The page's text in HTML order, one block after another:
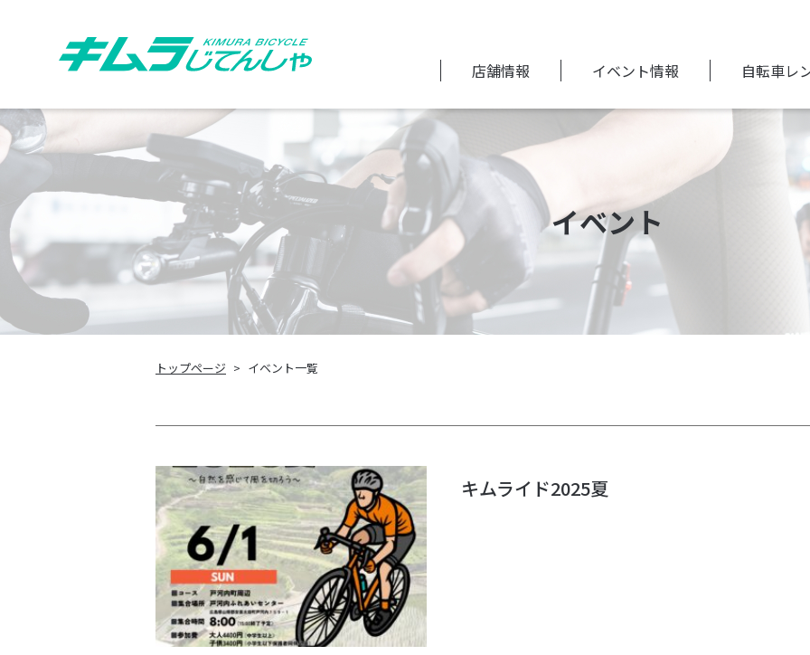
店舗情報 イベント情報 自転車レ
イベント
トップページ イベント一覧
キムライド2025夏